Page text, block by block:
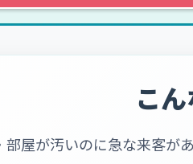
こ
部屋が汚いのに急な来客が